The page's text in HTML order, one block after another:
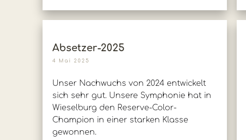
Absetzer-2025
4 Mai 2025
Unser Nachwuchs von 2024 entwickelt
sich sehr gut. Unsere Symphonie hat in
Wieselburg den Reserve-Color-
Champion in einer starken Klasse
gewonnen.